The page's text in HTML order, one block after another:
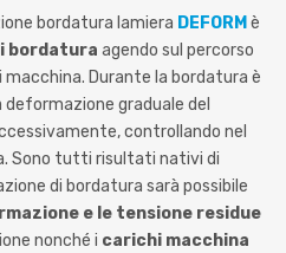
bordatura lamiera DEFORMè
bordatura agendo sul percorso
Durante la bordatura è
graduale del
controllando nel
Sono tutti risultati nativi di
di bordatura sarà possibile
e le tensione residue
nonché i carichi macchina